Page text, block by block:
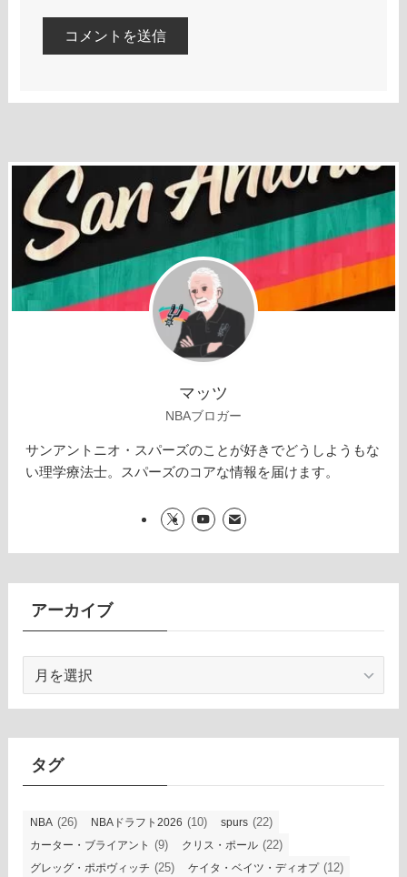
マッツ
NBAブロガー
サンアントニオ・スパーズのことが好きでどうしようもな
い理学療法士。スパーズのコアな情報を届けます。
アーカイブ
カ
タグ
NBA (26) NBAドラフト2026 (10) spurs (22)
カーター・ブライアント (9) クリス・ポール (22)
グレッグ・ポポヴィッチ (25) ケイタ・ベイツ・ディオプ(12)